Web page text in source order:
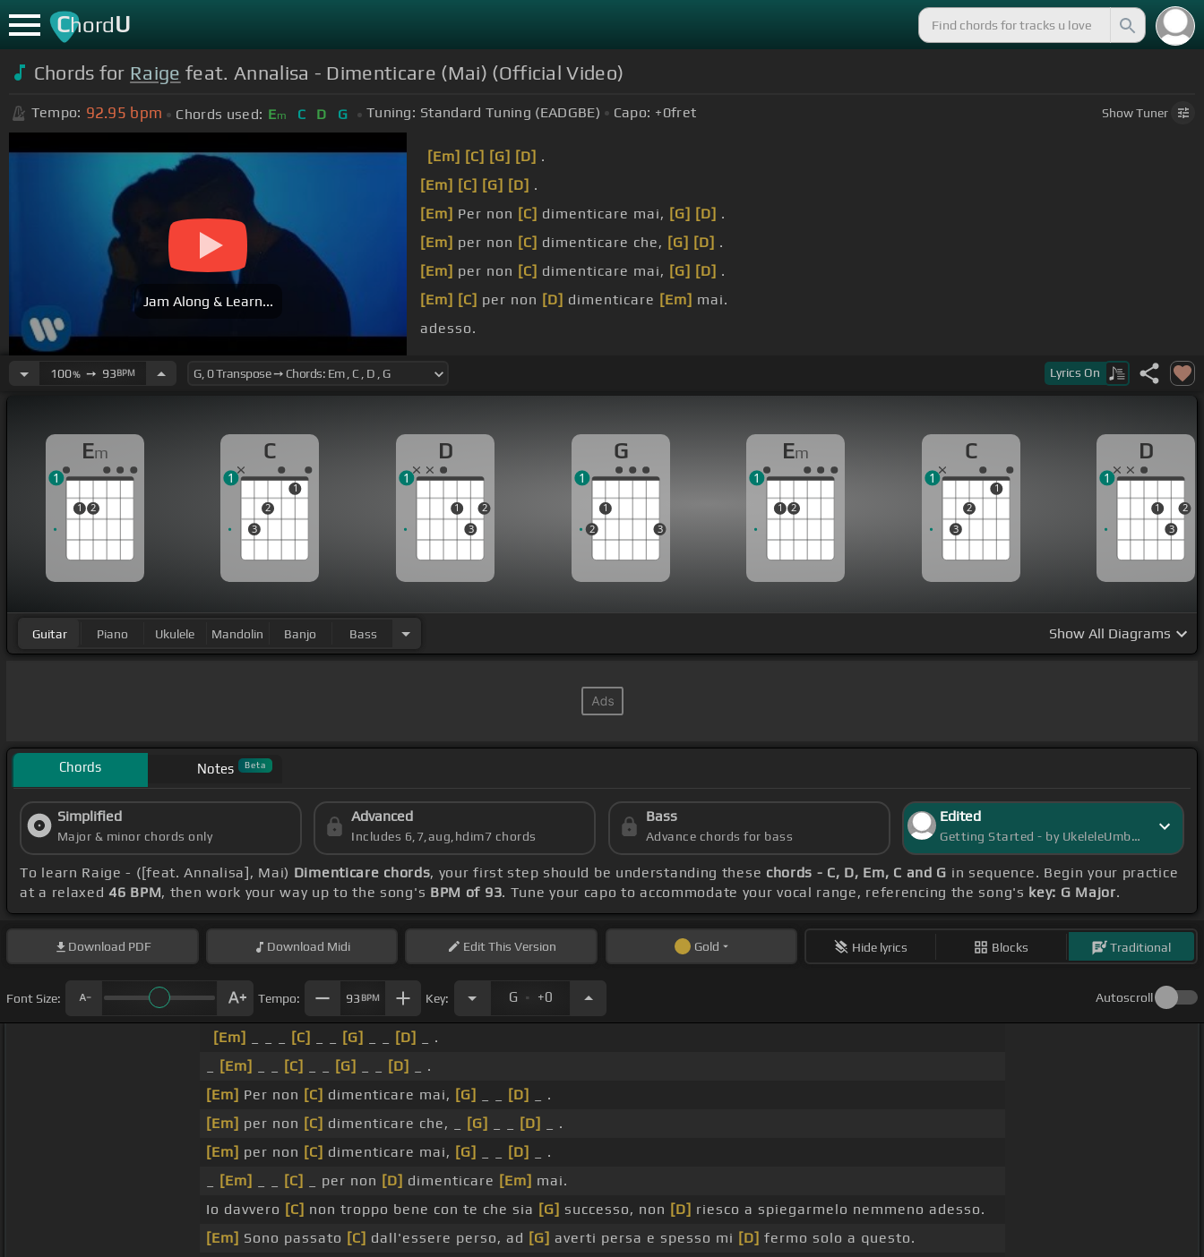
ChordU
Chords for Raige feat. Annalisa - Dimenticare (Mai) (Official Video)
Tempo: 92.95 bpm Chords used: Em C D G Tuning: Standard Tuning (EADGBE) Capo: +0fret ShowTuner
Jam Along & Learn...
[Em] [C] [G] [D] .
[Em] [C] [G] [D] .
[Em] Per non [C] dimenticare mai, [G] [D] .
[Em] per non [C] dimenticare che, [G] [D] .
[Em] per non [C] dimenticare mai, [G] [D] .
[Em] [C] per non [D] dimenticare [Em] mai.
adesso.
100%➙ 93BPM Lyrics On
Em
1 2
1
C
3
2
1
1
D
1
3
2
1
G
2
1
3
1
Em
1 2
1
C
3
2
1
1
D
1
3
2
1
Guitar Piano Ukulele Mandolin Banjo Bass Show All Diagrams
Chords Notes Beta
Simplified
Major & minor chords only
Advanced
Includes 6,7,aug,hdim7 chords
Bass
Advance chords for bass
Edited
Getting Started - by UkeleleUmbra
To learn Raige - ([feat. Annalisa], Mai) Dimenticare chords, your first step should be understanding these chords - C, D, Em, C and G in sequence. Begin your practice
at a relaxed46 BPM, then work your way up to the song's BPM of 93. Tune your capo to accommodate your vocal range, referencing the song's key: G Major.
Download PDF Download Midi EditThis Version Gold Hide lyrics Blocks Traditional
Font Size: Tempo: 93 BPM Key: G . +0 Autoscroll
[Em] [C] [G] [D]
_ .
[Em] [C] [G] [D]
_ .
[Em] Per non [C] dimenticare mai, [G] [D]
_ .
[Em] per non [C] dimenticare che, _ [G] [D]
_ .
[Em] per non [C] dimenticare mai, [G] [D]
_ .
[Em] [C] _ per non [D] dimenticare [Em] mai.
Io davvero [C] non troppo bene con te che sia [G] successo, non [D] riesco a spiegarmelo nemmeno adesso.
[Em] Sono passato [C] dall'essere perso, ad [G] averti persa e spesso mi [D] fermo solo a questo.